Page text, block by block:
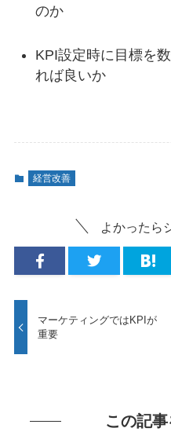
のか
KPI設定時に目標を
れば良いか
経営改善
よかったら
マーケティングではKPIが
重要
この記